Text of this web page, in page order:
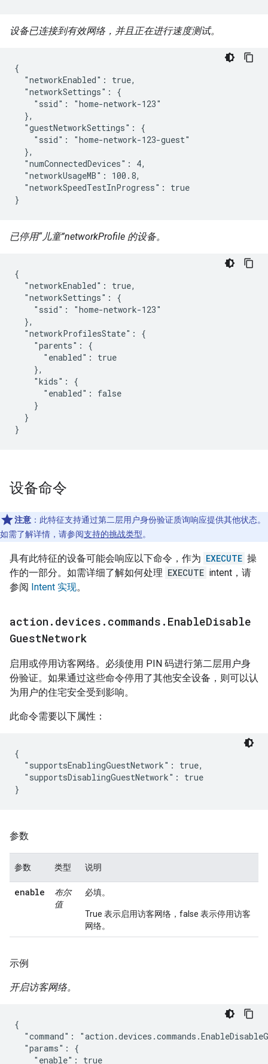
设备已连接到有效网络，并且正在进行速度测试。
{
  "networkEnabled": true,
  "networkSettings": {
    "ssid": "home-network-123"
  },
  "guestNetworkSettings": {
    "ssid": "home-network-123-guest"
  },
  "numConnectedDevices": 4,
  "networkUsageMB": 100.8,
  "networkSpeedTestInProgress": true
}
已停用“儿童”networkProfile 的设备。
{
  "networkEnabled": true,
  "networkSettings": {
    "ssid": "home-network-123"
  },
  "networkProfilesState": {
    "parents": {
      "enabled": true
    },
    "kids": {
      "enabled": false
    }
  }
}
设备命令
注意 ：此特征支持通过第二层用户身份验证质询响应提供其他状态。
如需了解详情，请参阅支持的挑战类型。
具有此特征的设备可能会响应以下命令，作为 EXECUTE 操
作的一部分。如需详细了解如何处理 EXECUTE intent，请
参阅 Intent 实现。
action . devices . commands . EnableDisable
GuestNetwork
启用或停用访客网络。必须使用 PIN 码进行第二层用户身
份验证。如果通过这些命令停用了其他安全设备，则可以认
为用户的住宅安全受到影响。
此命令需要以下属性：
{
  "supportsEnablingGuestNetwork": true,
  "supportsDisablingGuestNetwork": true
参数
参数 类型 说明
enable
布尔
值
必填。
True 表示启用访客网络，false 表示停用访客
网络。
示例
开启访客网络。
{
"command":
  "params": {
    "enable": true